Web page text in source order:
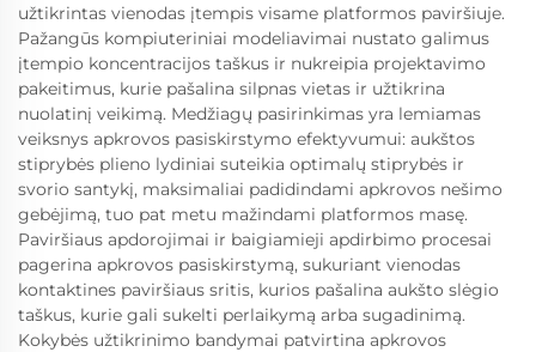
užtikrintas vienodas įtempis visame platformos paviršiuje.
Pažangūs kompiuteriniai modeliavimai nustato galimus
įtempio koncentracijos taškus ir nukreipia projektavimo
pakeitimus, kurie pašalina silpnas vietas ir užtikrina
nuolatinį veikimą. Medžiagų pasirinkimas yra lemiamas
veiksnys apkrovos pasiskirstymo efektyvumui: aukštos
stiprybės plieno lydiniai suteikia optimalų stiprybės ir
svorio santykį, maksimaliai padidindami apkrovos nešimo
gebėjimą, tuo pat metu mažindami platformos masę.
Paviršiaus apdorojimai ir baigiamieji apdirbimo procesai
pagerina apkrovos pasiskirstymą, sukuriant vienodas
kontaktines paviršiaus sritis, kurios pašalina aukšto slėgio
taškus, kurie gali sukelti perlaikymą arba sugadinimą.
Kokybės užtikrinimo bandymai patvirtina apkrovos